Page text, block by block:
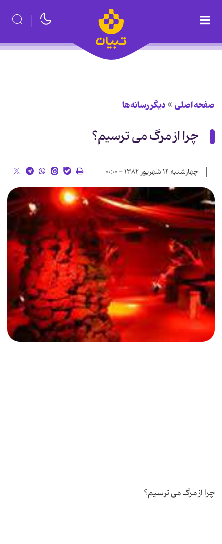
صفحه اصلی دیگر رسانه‌ها
چرا از مرگ می ترسیم؟
چهارشنبه ۱۲ شهریور ۱۳۸۲ - ۰۰:۰۰